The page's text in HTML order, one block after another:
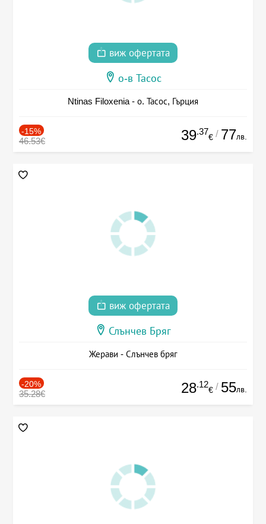
виж офертата
о-в Тасос
Ntinas Filoxenia - о. Тасос, Гърция
-15%
46.53€ 39.37
€ / 77лв.
виж офертата
Слънчев Бряг
Жерави - Слънчев бряг
-20%
35.28€ 28.12
€ / 55лв.